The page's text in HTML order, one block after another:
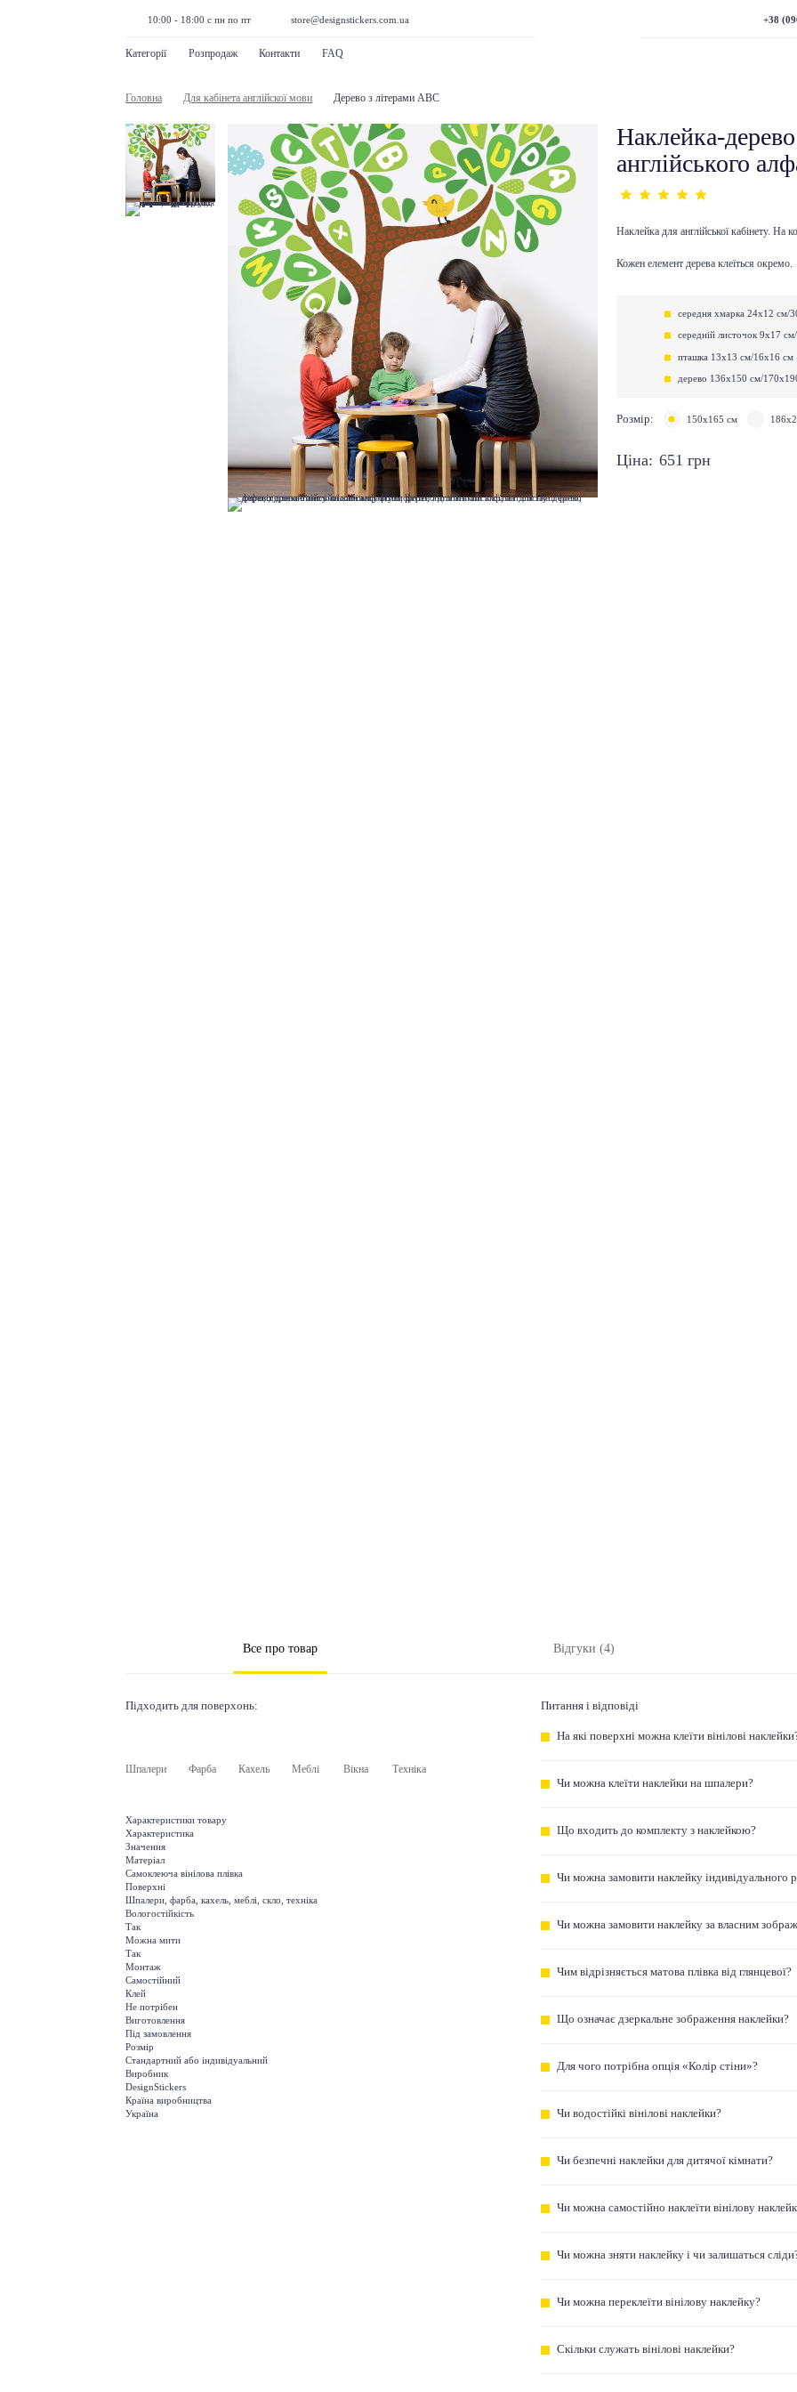
10:00 - 18:00 с пн по пт store@designstickers.com.ua
Категорії Розпродаж Контакти FAQ
+38
Головна Для кабінета англійскої мови Дерево з літерами АВС
Наклейка-
англійського
Наклейка для англійської кабінету. На
Кожен елемент дерева клеїться окремо.
середня хмарка 24х12 см/
середній листочок 9х17
пташка 13х13 см/16х16 см
дерево 136х150 см/
Розмір: 150х165 см
Ціна: 651 грн
Все про товар Відгуки (4)
Підходить для поверхонь:
Шпалери Фарба Кахель Меблі Вікна Техніка
Характеристики товару
Характеристика
Значення
Матеріал
Самоклеюча вінілова плівка
Поверхні
Шпалери, фарба, кахель, меблі, скло, техніка
Вологостійкість
Так
Можна мити
Так
Монтаж
Самостійний
Клей
Не потрібен
Виготовлення
Під замовлення
Розмір
Стандартний або індивідуальний
Виробник
DesignStickers
Країна виробництва
Україна
Питання і відповіді
На які поверхні можна клеїти вінілові
Чи можна клеїти наклейки на шпалери?
Що входить до комплекту з наклейкою?
Чи можна замовити наклейку індивідуального
Чи можна замовити наклейку за власним
Чим відрізняється матова плівка від глянцевої?
Що означає дзеркальне зображення наклейки?
Для чого потрібна опція «Колір стіни»?
Чи водостійкі вінілові наклейки?
Чи безпечні наклейки для дитячої кімнати?
Чи можна самостійно наклеїти вінілову
Чи можна зняти наклейку і чи залишаться
Чи можна переклеїти вінілову наклейку?
Скільки служать вінілові наклейки?